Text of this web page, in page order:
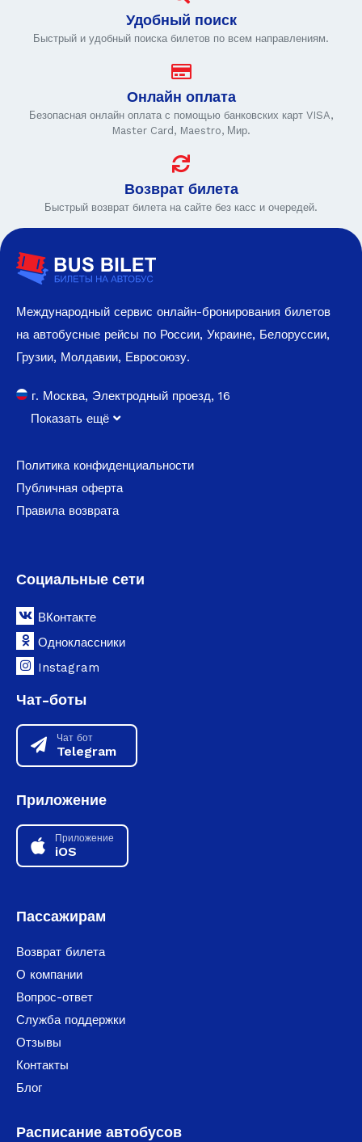
Удобный поиск
Быстрый и удобный поиска билетов по всем направлениям.
Онлайн оплата
Безопасная онлайн оплата с помощью банковских карт VISA,
Master Card, Maestro, Мир.
Возврат билета
Быстрый возврат билета на сайте без касс и очередей.
Международный сервис онлайн-бронирования билетов
на автобусные рейсы по России, Украине, Белоруссии,
Грузии, Молдавии, Евросоюзу.
г. Москва, Электродный проезд, 16
Показать ещё
Политика конфиденциальности
Публичная оферта
Правила возврата
Социальные сети
ВКонтакте
Одноклассники
Instagram
Чат-боты
Чат бот
Telegram
Приложение
Приложение
iOS
Пассажирам
Возврат билета
О компании
Вопрос-ответ
Служба поддержки
Отзывы
Контакты
Блог
Расписание автобусов